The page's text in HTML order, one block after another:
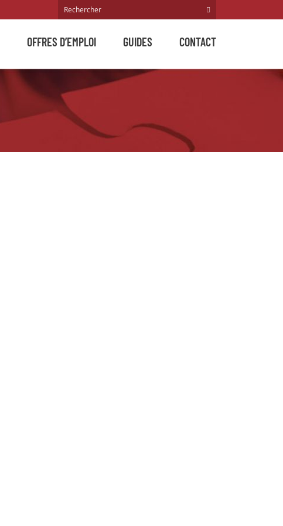
OFFRES D’EMPLOI GUIDES CONTACT